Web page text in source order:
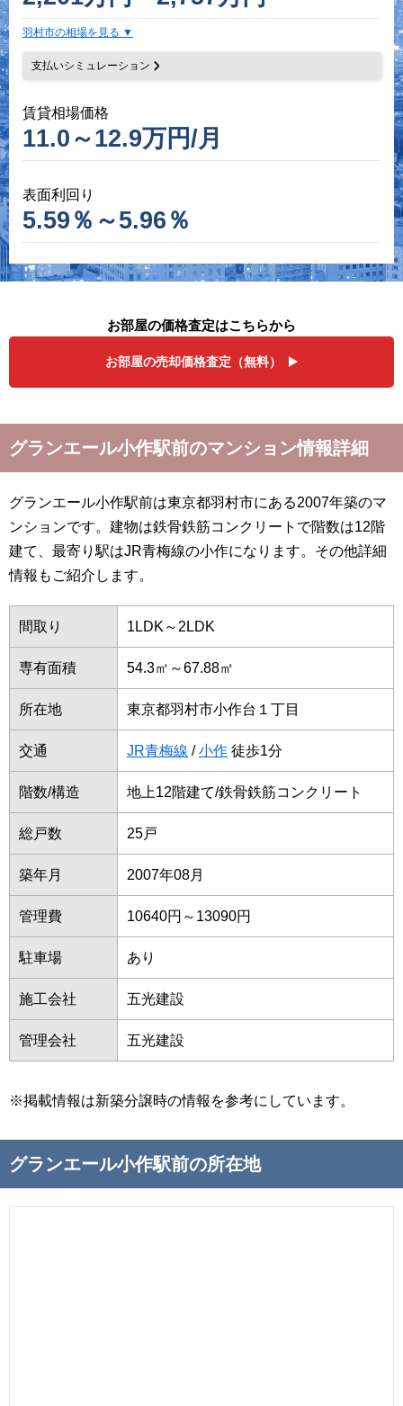
羽村市の相場を見る
支払いシミュレーション
賃貸相場価格
11.0～12.9万円/月
表面利回り
5.59％～5.96％
お部屋の価格査定はこちらから
お部屋の売却価格査定（無料）
グランエール小作駅前のマンション情報詳細
グランエール小作駅前は東京都羽村市にある2007年築のマ
ンションです。建物は鉄骨鉄筋コンクリートで階数は12階
建て、最寄り駅はJR青梅線の小作になります。その他詳細
情報もご紹介します。
間取り 1LDK～2LDK
専有面積 54.3㎡～67.88㎡
所在地 東京都羽村市小作台１丁目
交通 JR青梅線 /小作 徒歩1分
階数/構造 地上12階建て/鉄骨鉄筋コンクリート
総戸数 25戸
築年月 2007年08月
管理費 10640円～13090円
駐車場 あり
施工会社 五光建設
管理会社 五光建設
※掲載情報は新築分譲時の情報を参考にしています。
グランエール小作駅前の所在地